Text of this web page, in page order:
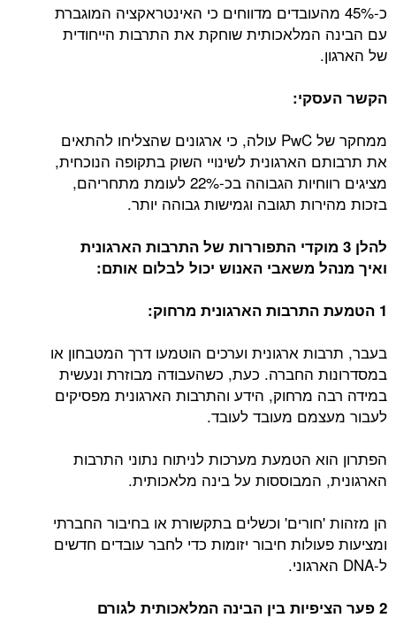
כ-45% מהעובדים מדווחים כי האינטראקציה המוגברת
עם הבינה המלאכותית שוחקת את התרבות הייחודית
של הארגון.
הקשר העסקי:
ממחקר של PwC עולה, כי ארגונים שהצליחו להתאים
את תרבותם הארגונית לשינויי השוק בתקופה הנוכחית,
מציגים רווחיות הגבוהה בכ-22% לעומת מתחריהם,
בזכות מהירות תגובה וגמישות גבוהה יותר.
להלן 3 מוקדי התפוררות של התרבות הארגונית
ואיך מנהל משאבי האנוש יכול לבלום אותם:
1 הטמעת התרבות הארגונית מרחוק:
בעבר, תרבות ארגונית וערכים הוטמעו דרך המטבחון או
במסדרונות החברה. כעת, כשהעבודה מבוזרת ונעשית
במידה רבה מרחוק, הידע והתרבות הארגונית מפסיקים
לעבור מעצמם מעובד לעובד.
הפתרון הוא הטמעת מערכות לניתוח נתוני התרבות
הארגונית, המבוססות על בינה מלאכותית.
הן מזהות 'חורים' וכשלים בתקשורת או בחיבור החברתי
ומציעות פעולות חיבור יזומות כדי לחבר עובדים חדשים
ל-DNA הארגוני.
2 פער הציפיות בין הבינה המלאכותית לגורם